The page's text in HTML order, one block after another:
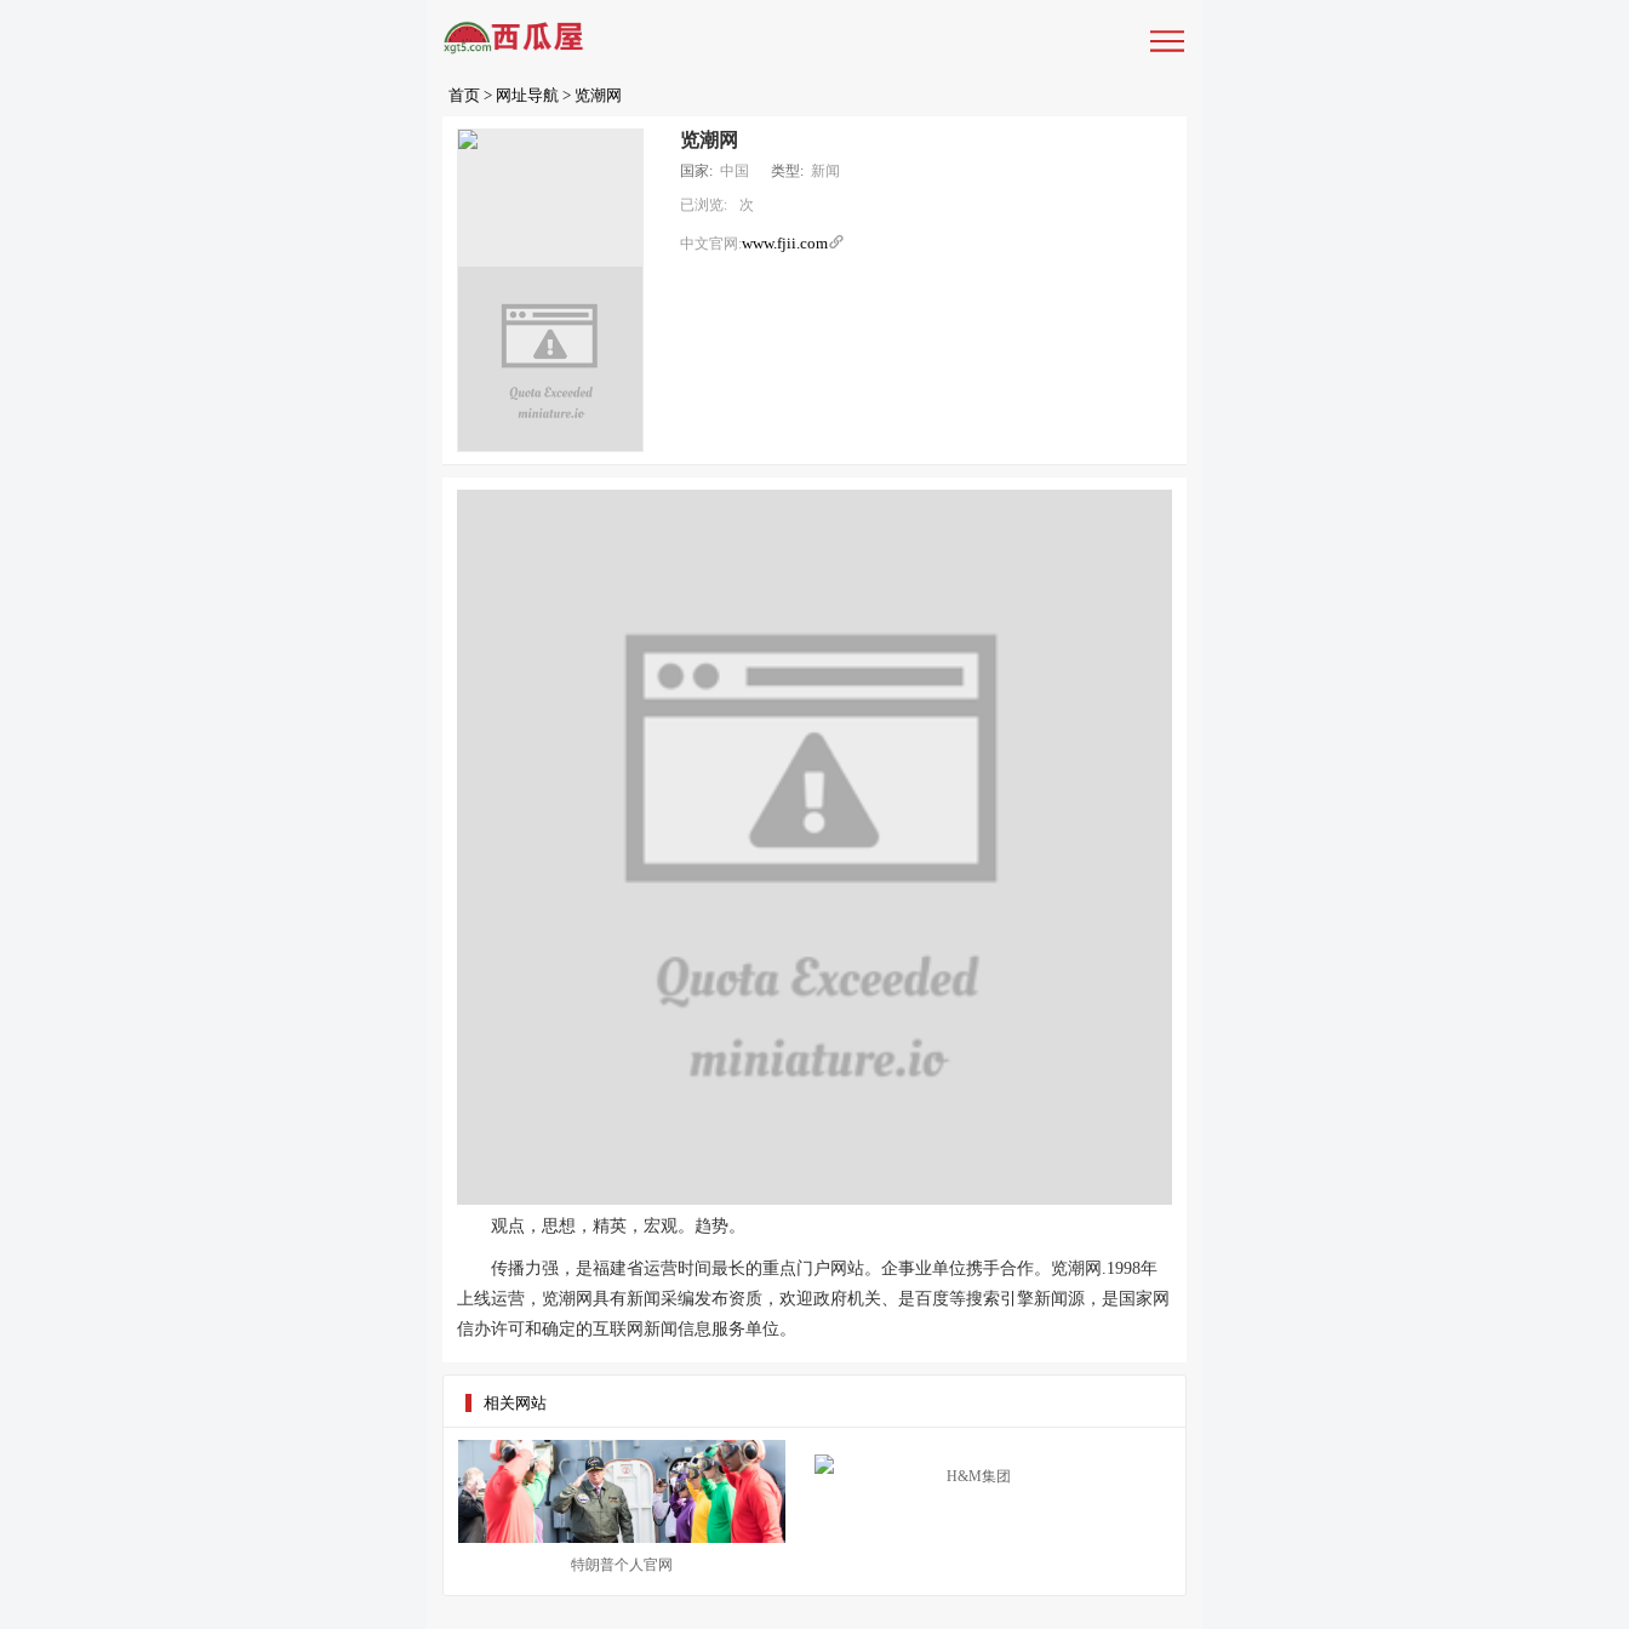
首页> 网址导航 > 览潮网
览潮网
国家: 中国 类型: 新闻
已浏览: 次
中文官网:www.fjii.com
观点，思想，精英，宏观。趋势。
传播力强，是福建省运营时间最长的重点门户网站。企事业单位携手合作。览潮网.1998年
上线运营，览潮网具有新闻采编发布资质，欢迎政府机关、是百度等搜索引擎新闻源，是国家网
信办许可和确定的互联网新闻信息服务单位。
相关网站
特朗普个人官网
H&M集团